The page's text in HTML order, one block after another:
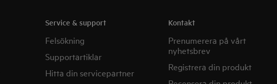
Service & support
Felsökning
Supportartiklar
Hitta din servicepartner
Kontakt
Prenumerera på vårt
nyhetsbrev
Registrera din produkt